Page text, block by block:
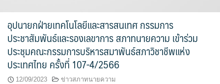
อุปนายกฝ่ายเทคโนโลยีและสารสนเทศ กรรมการ
ประชาสัมพันธ์และรองเลขาการ สภาทนายความ เข้าร่วม
ประชุมคณะกรรมการบริหารสมาพันธ์สภาวิชาชีพแห่ง
ประเทศไทย ครั้งที่ 107-4/2566
12/09/2023 ข่าวสภาทนายความ